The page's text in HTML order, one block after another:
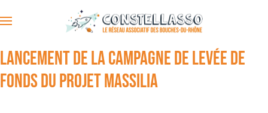
Accéder au contenu principal
Lancement de la campagne de levée de
fonds du Projet Massilia